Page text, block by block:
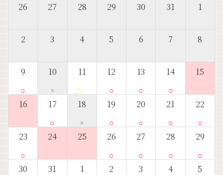
26
27 28 29 30 31 1
2 3 4 5 6 7 8
9
○
10
×
11
△
12
○
13
○
14
○
15
16 17
○
18
×
19
○
20
○
21
○
22
○
23
○
24 25 26
○
27
○
28
○
29
○
30 31 1 2 3 4 5